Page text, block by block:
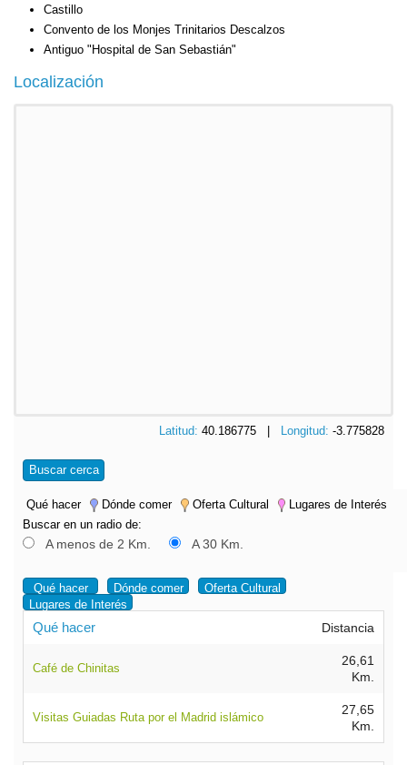
Castillo
Convento de los Monjes Trinitarios Descalzos
Antiguo "Hospital de San Sebastián"
Localización
Latitud: 40.186775 | Longitud: -3.775828
Buscar cerca
Qué hacer Dónde comer Oferta Cultural
Lugares de Interés
Buscar en un radio de:
A menos de 2 Km. A 30 Km.
Qué hacer Dónde comer
Oferta Cultural
Lugares de Interés
Qué hacer Distancia
Café de Chinitas
26,61
Km.
Visitas Guiadas Ruta por el Madrid islámico
27,65
Km.